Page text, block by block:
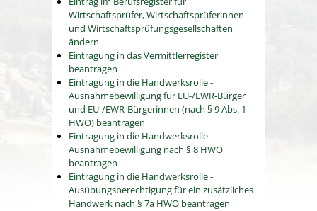
Wirtschaftsprüfer, Wirtschaftsprüferinnen
und Wirtschaftsprüfungsgesellschaften
ändern
Eintragung in das Vermittlerregister
beantragen
Eintragung in die Handwerksrolle -
Ausnahmebewilligung für EU-/EWR-Bürger
und EU-/EWR-Bürgerinnen (nach § 9 Abs. 1
HWO) beantragen
Eintragung in die Handwerksrolle -
Ausnahmebewilligung nach § 8 HWO
beantragen
Eintragung in die Handwerksrolle -
Ausübungsberechtigung für ein zusätzliches
Handwerk nach § 7a HWO beantragen